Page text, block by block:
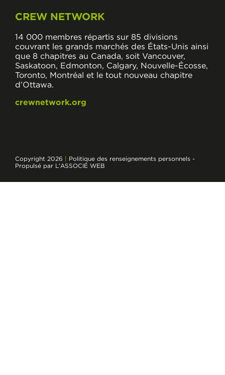
CREW NETWORK
14 000 membres répartis sur 85 divisions
couvrant les grands marchés des États-Unis ainsi
que 8 chapitres au Canada, soit Vancouver,
Saskatoon, Edmonton, Calgary, Nouvelle-Écosse,
Toronto, Montréal et le tout nouveau chapitre
d’Ottawa.
crewnetwork.org
Copyright 2026 Politique des renseignements personnels -
Propulsé par L'ASSOCIÉ WEB